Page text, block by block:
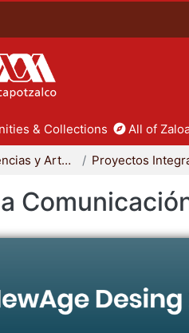
& Collections All of
División de Ciencias y Artes para el Diseño